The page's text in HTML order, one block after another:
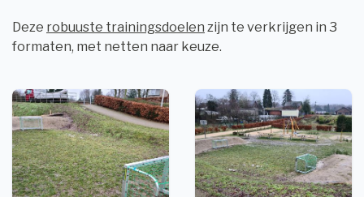
Deze robuuste trainingsdoelen zijn te verkrijgen in 3
formaten, met netten naar keuze.